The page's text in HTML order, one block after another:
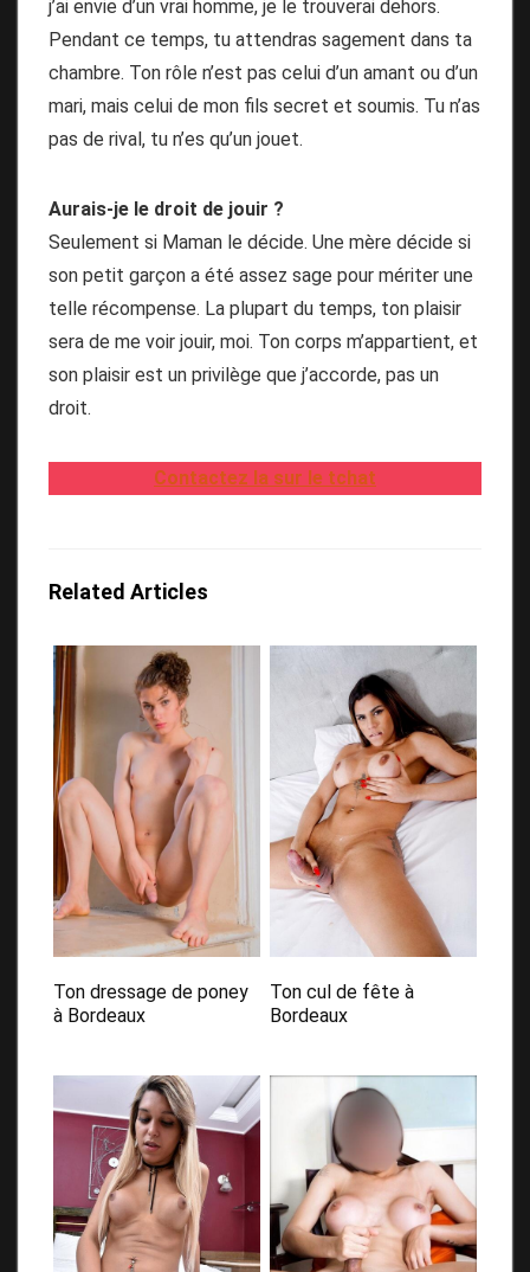
j’ai envie d’un vrai homme, je le trouverai dehors.
Pendant ce temps, tu attendras sagement dans ta
chambre. Ton rôle n’est pas celui d’un amant ou d’un
mari, mais celui de mon fils secret et soumis. Tu n’as
pas de rival, tu n’es qu’un jouet.
Aurais-je le droit de jouir ?
Seulement si Maman le décide. Une mère décide si
son petit garçon a été assez sage pour mériter une
telle récompense. La plupart du temps, ton plaisir
sera de me voir jouir, moi. Ton corps m’appartient, et
son plaisir est un privilège que j’accorde, pas un
droit.
Contactez la sur le tchat
Related Articles
Ton dressage de poney
à Bordeaux
Ton cul de fête à
Bordeaux